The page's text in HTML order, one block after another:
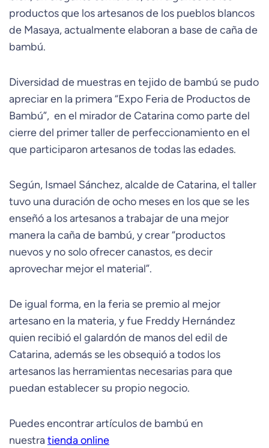
productos que los artesanos de los pueblos blancos
de Masaya, actualmente elaboran a base de caña de
bambú.
Diversidad de muestras en tejido de bambú se pudo
apreciar en la primera “Expo Feria de Productos de
Bambú”, en el mirador de Catarina como parte del
cierre del primer taller de perfeccionamiento en el
que participaron artesanos de todas las edades.
Según, Ismael Sánchez, alcalde de Catarina, el taller
tuvo una duración de ocho meses en los que se les
enseñó a los artesanos a trabajar de una mejor
manera la caña de bambú, y crear “productos
nuevos y no solo ofrecer canastos, es decir
aprovechar mejor el material”.
De igual forma, en la feria se premio al mejor
artesano en la materia, y fue Freddy Hernández
quien recibió el galardón de manos del edil de
Catarina, además se les obsequió a todos los
artesanos las herramientas necesarias para que
puedan establecer su propio negocio.
Puedes encontrar artículos de bambú en
nuestratienda online